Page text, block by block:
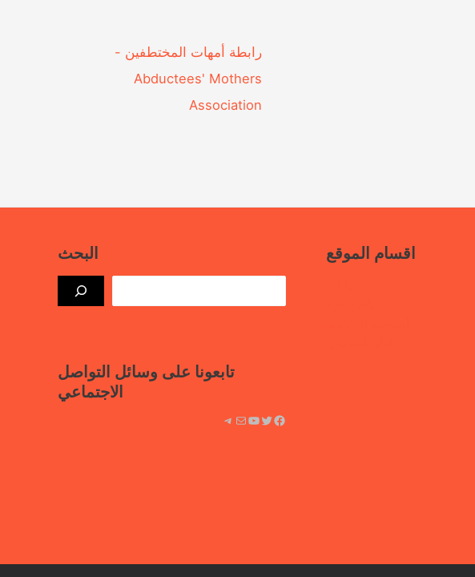
‎رابطة أمهات المختطفين -
Abductees' Mothers
Association‎
اقسام الموقع البحث
تابعونا على وسائل التواصل
الاجتماعي
فيسبوك تويتر يوتيوب بريد تيليجرام